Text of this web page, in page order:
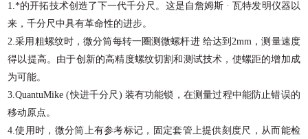
1.*的开拓技术创造了下一代千分尺。这是 自詹姆斯 ·瓦特发明仪器以
来，千分尺中具有革命性的进步。
2.采用粗螺纹时，微分筒每转一圈测微螺杆进 给达到2mm ，测量速度
得以提高。由于创新的高精度螺纹切割和测试技术，使螺距的增加成
为可能。
3.QuantuMike(快进千分尺 ) 装有功能锁，在测量过程中能防止错误的
移动原点。
4.使用时，微分筒上有参考标记，固定套管上提供刻度尺，从而能检